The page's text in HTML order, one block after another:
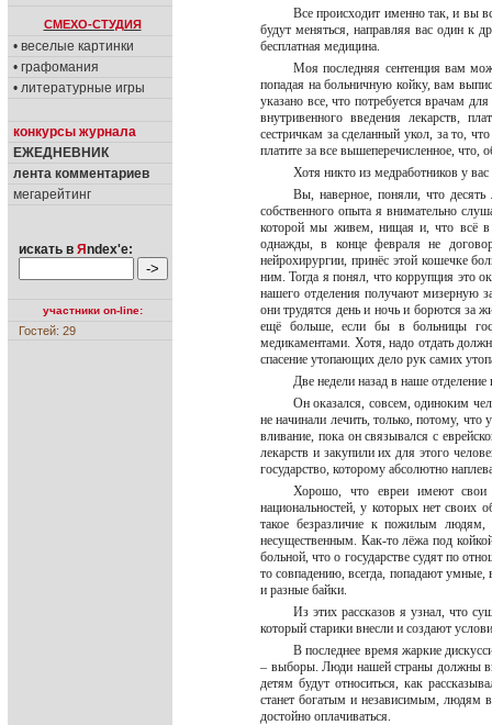
СМЕХО-СТУДИЯ
• веселые картинки
• графомания
• литературные игры
конкурсы журнала
ЕЖЕДНЕВНИК
лента комментариев
мегарейтинг
искать в Я ndex'е:
участники on-line:
Гостей: 29
Все происходит именно так, и вы
будут меняться, направляя вас один к
бесплатная медицина.
Моя последняя сентенция вам
попадая на больничную койку, вам
указано все, что потребуется врачам
внутривенного введения лекарств,
сестричкам за сделанный укол, за то,
платите за все вышеперечисленное,
Хотя никто из медработников у
Вы, наверное, поняли, что
собственного опыта я внимательно
которой мы живем, нищая и, что всё в
однажды, в конце февраля не
нейрохирургии, принёс этой кошечке
ним. Тогда я понял, что коррупция это
нашего отделения получают мизерную
они трудятся день и ночь и борются за
ещё больше, если бы в больницы
медикаментами. Хотя, надо отдать
спасение утопающих дело рук самих
Две недели назад в наше отделение
Он оказался, совсем, одиноким
не начинали лечить, только, потому, что
вливание, пока он связывался с
лекарств и закупили их для этого
государство, которому абсолютно
Хорошо, что евреи имеют свои
национальностей, у которых нет
такое безразличие к пожилым
несущественным. Как-то лёжа под
больной, что о государстве судят по
то совпадению, всегда, попадают
и разные байки.
Из этих рассказов я узнал, что
который старики внесли и создают
В последнее время жаркие
– выборы. Люди нашей страны должны
детям будут относиться, как
станет богатым и независимым, людям в
достойно оплачиваться.